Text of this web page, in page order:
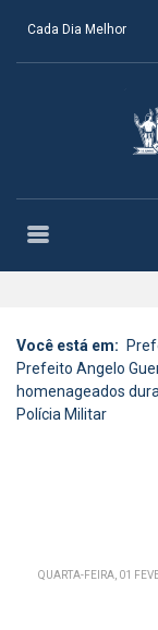
Cada Dia Melhor
Você está em:
Prefeito Angelo
homenageados
Polícia Militar
QUARTA-FEIRA, 01